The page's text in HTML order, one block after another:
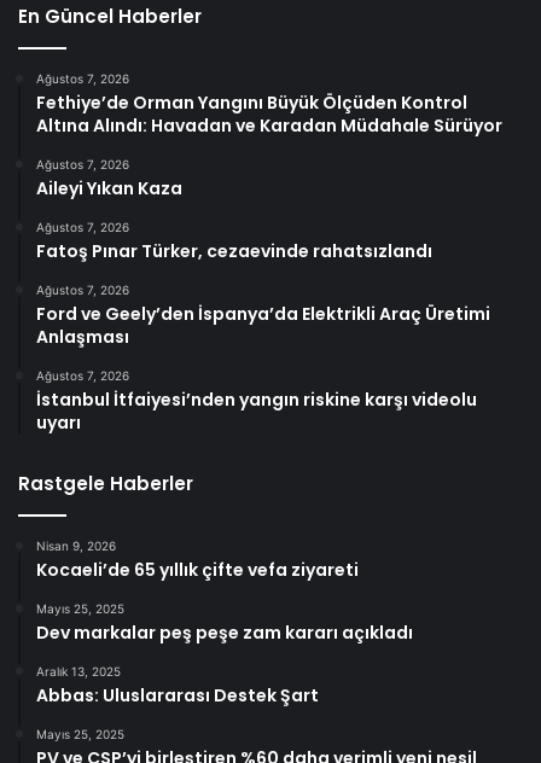
En Güncel Haberler
Ağustos 7, 2026
Fethiye’de Orman Yangını Büyük Ölçüden Kontrol
Altına Alındı: Havadan ve Karadan Müdahale Sürüyor
Ağustos 7, 2026
Aileyi Yıkan Kaza
Ağustos 7, 2026
Fatoş Pınar Türker, cezaevinde rahatsızlandı
Ağustos 7, 2026
Ford ve Geely’den İspanya’da Elektrikli Araç Üretimi
Anlaşması
Ağustos 7, 2026
İstanbul İtfaiyesi’nden yangın riskine karşı videolu
uyarı
Rastgele Haberler
Nisan 9, 2026
Kocaeli’de 65 yıllık çifte vefa ziyareti
Mayıs 25, 2025
Dev markalar peş peşe zam kararı açıkladı
Aralık 13, 2025
Abbas: Uluslararası Destek Şart
Mayıs 25, 2025
PV ve CSP’yi birleştiren %60 daha verimli yeni nesil